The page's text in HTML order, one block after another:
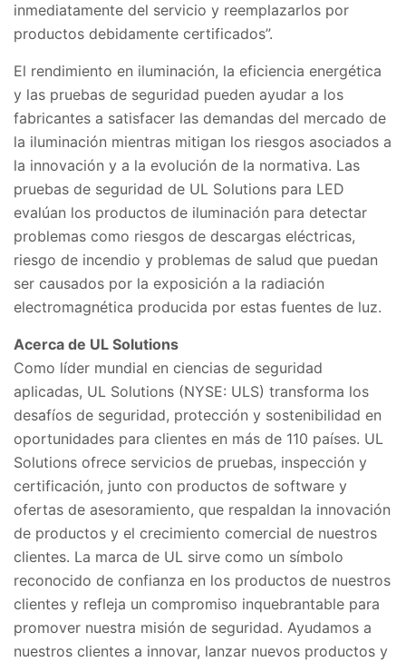
inmediatamente del servicio y reemplazarlos por
productos debidamente certificados”.
El rendimiento en iluminación, la eficiencia energética
y las pruebas de seguridad pueden ayudar a los
fabricantes a satisfacer las demandas del mercado de
la iluminación mientras mitigan los riesgos asociados a
la innovación y a la evolución de la normativa. Las
pruebas de seguridad de UL Solutions para LED
evalúan los productos de iluminación para detectar
problemas como riesgos de descargas eléctricas,
riesgo de incendio y problemas de salud que puedan
ser causados por la exposición a la radiación
electromagnética producida por estas fuentes de luz.
Acerca de UL Solutions
Como líder mundial en ciencias de seguridad
aplicadas, UL Solutions (NYSE: ULS) transforma los
desafíos de seguridad, protección y sostenibilidad en
oportunidades para clientes en más de 110 países. UL
Solutions ofrece servicios de pruebas, inspección y
certificación, junto con productos de software y
ofertas de asesoramiento, que respaldan la innovación
de productos y el crecimiento comercial de nuestros
clientes. La marca de UL sirve como un símbolo
reconocido de confianza en los productos de nuestros
clientes y refleja un compromiso inquebrantable para
promover nuestra misión de seguridad. Ayudamos a
nuestros clientes a innovar, lanzar nuevos productos y